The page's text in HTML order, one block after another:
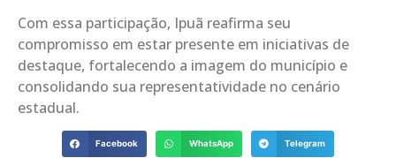
Com essa participação, Ipuã reafirma seu
compromisso em estar presente em iniciativas de
destaque, fortalecendo a imagem do município e
consolidando sua representatividade no cenário
estadual.
Facebook WhatsApp Telegram